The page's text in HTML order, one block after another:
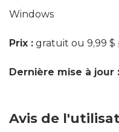
Windows
Prix : gratuit ou 9,99 $
Dernière mise à jour :
Avis de